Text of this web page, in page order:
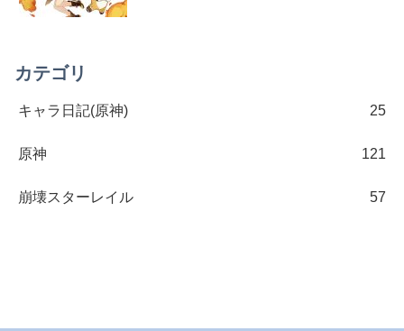
カテゴリ
キャラ日記(原神) 25
原神 121
崩壊スターレイル 57